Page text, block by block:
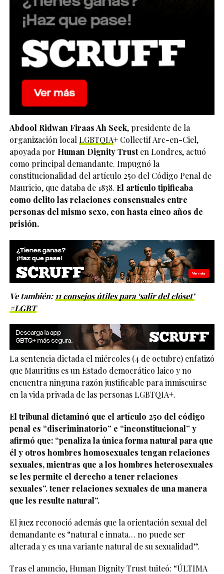
Abdool Ridwan Firaas Ah Seek, presidente de la
organización local LGBTQIA+ Collectif Arc-en-Ciel,
apoyada por Human Dignity Trusten Londres, actuó
como principal demandante. Impugnó la
constitucionalidad del artículo 250 del Código Penal de
Mauricio, que databa de 1838. El artículo tipificaba
como delito las relaciones consensuales entre
personas del mismo sexo, con hasta cinco años de
prisión.
Ve también:11 consejos útiles para ‘salir del clóset’
#LGBT
La sentencia dictada el miércoles (4 de octubre) enfatizó
que Mauritius es un Estado democrático laico y no
encuentra ninguna razón justificable para inmiscuirse
en la vida privada de las personas LGBTQIA+.
El tribunal dictaminó que el artículo 250 del código
penal es “discriminatorio” e “inconstitucional” y
afirmó que: “penaliza la única forma natural para que
él y otros hombres homosexuales tengan relaciones
sexuales, mientras que a los hombres heterosexuales
se les permite el derecho a tener relaciones
sexuales”. tener relaciones sexuales de una manera
que les resulte natural”.
El juez reconoció además que la orientación sexual del
demandante es “natural e innata… no puede ser
alterada y es una variante natural de su sexualidad”.
Tras el anuncio, Human Dignity Trust tuiteó: “ÚLTIMA